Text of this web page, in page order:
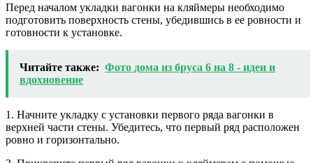
Перед началом укладки вагонки на кляймеры необходимо
подготовить поверхность стены, убедившись в ее ровности и
готовности к установке.
Читайте также: Фото дома из бруса 6 на 8 - идеи и
вдохновение
1. Начните укладку с установки первого ряда вагонки в
верхней части стены. Убедитесь, что первый ряд расположен
ровно и горизонтально.